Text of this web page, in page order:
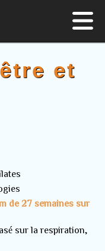
et
de 27 semaines sur
sur la respiration,